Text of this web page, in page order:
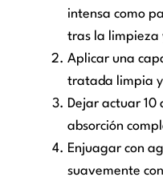
intensa como
tras la limpieza
Aplicar una
tratada limpia y
Dejar actuar 10
absorción
Enjuagar con
suavemente